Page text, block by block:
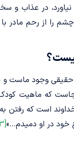
نیاورد، در عذاب
چشم را از رحم
حقیقی وجود
که ماهیت
است که رفتن
در او دمیدم…»[3]